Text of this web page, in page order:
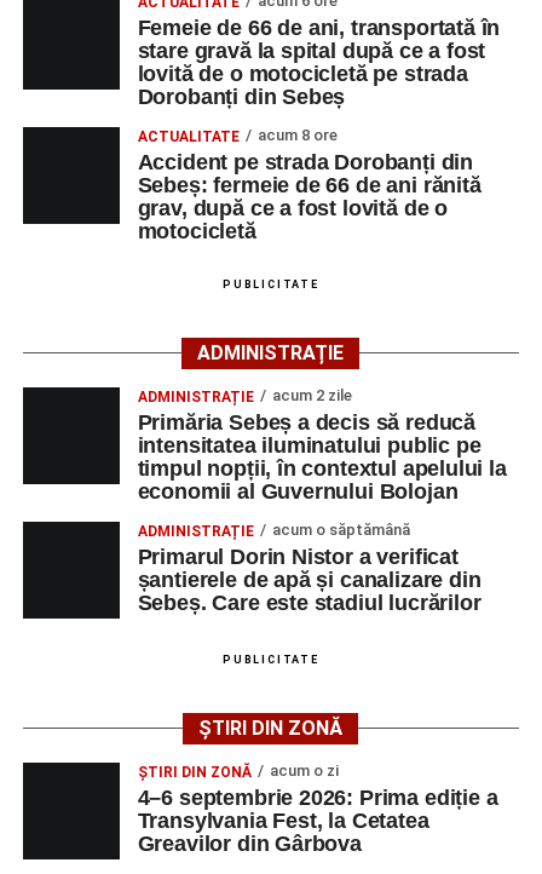
strada Dorobanți din Sebeș
Accident pe strada Dorobanți din Sebeș: fermeie
de 66 de ani rănită grav, după ce a fost lovită de o
motocicletă
4–6 septembrie 2026: Prima ediție a Transylvania
Fest, la Cetatea Greavilor din Gârbova
La locul accidentului intervine Detașamentul de Pompieri
Sebeș, cu o autospecială de stingere cu apă și spumă și
un echipaj de Terapie Intensivă Mobilă, pentru acordarea
primului ajutor medical și asigurarea măsurilor specifice.
Polițiștii s-au deplasat la fața locului pentru efectuarea
cercetărilor și stabilirea împrejurărilor exacte în care s-a
produs accidentul. De asemenea, aceștia acționează
66 ani, va fi transportată la UPU Alba Iulia”
Adaugă-ne ca sursă preferată
Urmărește-ne pe Google News
Ultimele știri din Sebeș
Femeie de 66 de ani, transportată în stare gravă la
strada Dorobanți din Sebeș
Accident pe strada Dorobanți din Sebeș: fermeie
de 66 de ani rănită grav, după ce a fost lovită de o
motocicletă
4–6 septembrie 2026: Prima ediție a Transylvania
Femeie de 66 de ani, transportată în
stare gravă la spital după ce a fost
lovită de o motocicletă pe strada
Dorobanți din Sebeș
ACTUALITATE acum 8 ore
Accident pe strada Dorobanți din
Sebeș: fermeie de 66 de ani rănită
grav, după ce a fost lovită de o
motocicletă
PUBLICITATE
ADMINISTRAȚIE
ADMINISTRAȚIE acum 2 zile
Primăria Sebeș a decis să reducă
intensitatea iluminatului public pe
timpul nopții, în contextul apelului la
economii al Guvernului Bolojan
ADMINISTRAȚIE acum o săptămână
Primarul Dorin Nistor a verificat
șantierele de apă și canalizare din
Sebeș. Care este stadiul lucrărilor
PUBLICITATE
ȘTIRI DIN ZONĂ
ȘTIRI DIN ZONĂ acum o zi
4–6 septembrie 2026: Prima ediție a
Transylvania Fest, la Cetatea
Greavilor din Gârbova